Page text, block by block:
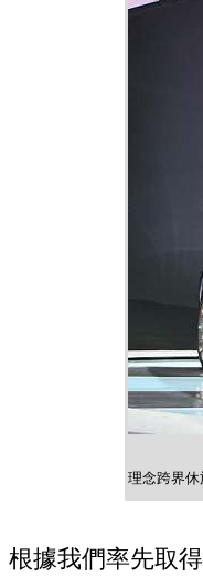
理念跨界休
根據我們率先取